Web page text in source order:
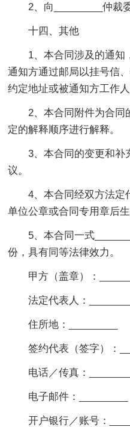
2、向_________仲裁委
十四、其他
1、本合同涉及的通知
通知方通过邮局以挂号信
约定地址或被通知方工作
2、本合同附件为合同
定的解释顺序进行解释。
3、本合同的变更和补
议。
4、本合同经双方法定
单位公章或合同专用章后生
5、本合同一式
份，具有同等法律效力。
甲方（盖章）：
法定代表人：
住所地：_________
签约代表（签字）：
电话／传真：
电子邮件：_________
开户银行／账号：